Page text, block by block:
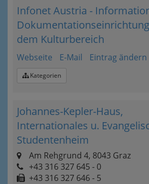
Infonet Austria -
dem Kulturbereich
Webseite E-Mail Eintrag ändern
Kategorien
Johannes-Kepler-Haus,
Internationales u.
Studentenheim
Am Rehgrund 4, 8043 Graz
+43 316 327 645 - 0
+43 316 327 646 - 5